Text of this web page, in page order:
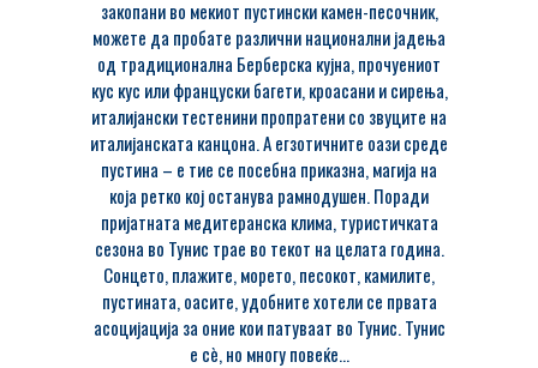
закопани во мекиот пустински камен-песочник,
можете да пробате различни национални јадења
од традиционална Берберска кујна, прочуениот
кус кус или француски багети, кроасани и сирења,
италијански тестенини пропратени со звуците на
италијанската канцона. А егзотичните оази среде
пустина – е тие се посебна приказна, магија на
која ретко кој останува рамнодушен. Поради
пријатната медитеранска клима, туристичката
сезона во Тунис трае во текот на целата година.
Сонцето, плажите, морето, песокот, камилите,
пустината, оасите, удобните хотели се првата
асоцијација за оние кои патуваат во Тунис. Тунис
е сè, но многу повеќе…